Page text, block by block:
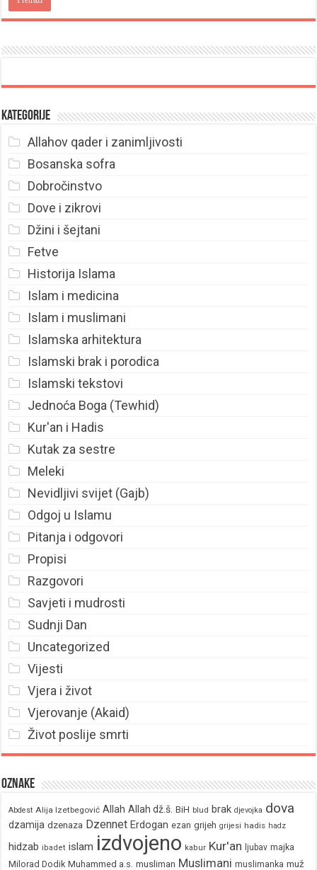
Kategorije
Allahov qader i zanimljivosti
Bosanska sofra
Dobročinstvo
Dove i zikrovi
Džini i šejtani
Fetve
Historija Islama
Islam i medicina
Islam i muslimani
Islamska arhitektura
Islamski brak i porodica
Islamski tekstovi
Jednoća Boga (Tewhid)
Kur'an i Hadis
Kutak za sestre
Meleki
Nevidljivi svijet (Gajb)
Odgoj u Islamu
Pitanja i odgovori
Propisi
Razgovori
Savjeti i mudrosti
Sudnji Dan
Uncategorized
Vijesti
Vjera i život
Vjerovanje (Akaid)
Život poslije smrti
Oznake
Abdest Alija Izetbegović Allah Allah dž.š. BiH blud brak djevojka dova
dzamija dzenaza Dzennet Erdogan ezan grijeh grijesi hadis hadz
hidzab ibadet islam izdvojeno kabur Kur'an ljubav majka
Milorad Dodik Muhammed a.s. musliman Muslimani muslimanka muž